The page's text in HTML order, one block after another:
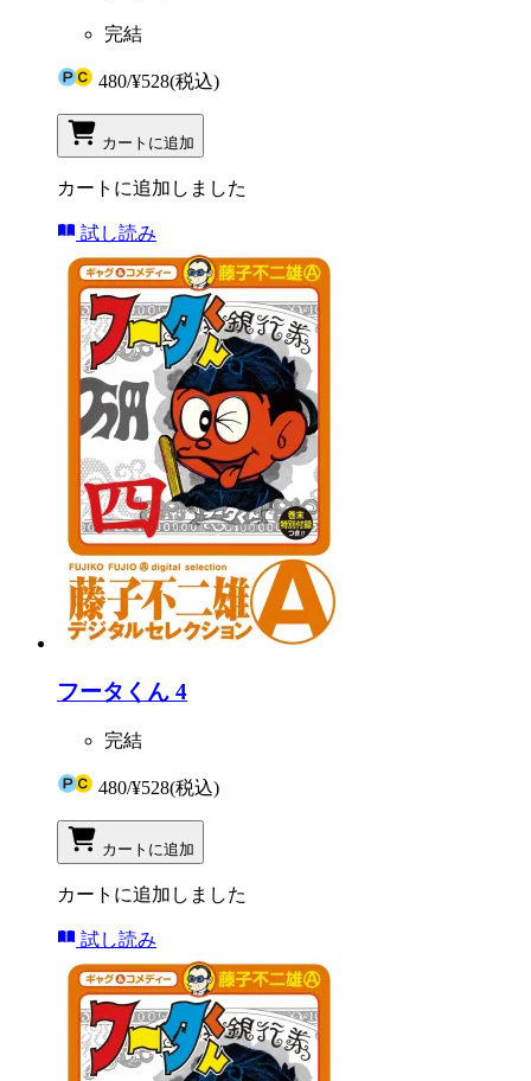
完結
480/¥528(税込)
カートに追加
カートに追加しました
試し読み
フータくん 4
完結
480/¥528(税込)
カートに追加
カートに追加しました
試し読み